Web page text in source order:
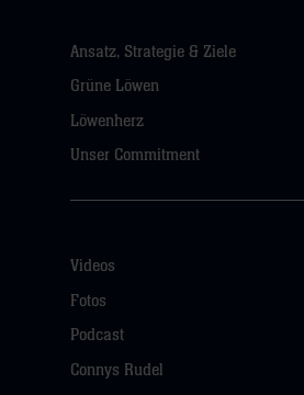
Ansatz, Strategie & Ziele
Grüne Löwen
Löwenherz
Unser Commitment
Videos
Fotos
Podcast
Connys Rudel